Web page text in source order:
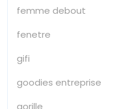
femme debout
fenetre
gifi
goodies entreprise
gorille